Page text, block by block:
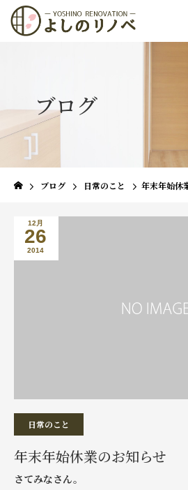
ブログ
ブログ 日常のこと 年末年始休
12月
26
2014
日常のこと
年末年始休業のお知らせ
さてみなさん。